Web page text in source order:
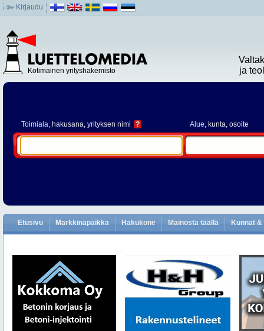
Kirjaudu
Kotimainen yrityshakemisto
ja
Toimiala, hakusana, yrityksen nimi ? Alue, kunta, osoite
Etusivu Markkinapaikka Hakukone Mainosta täällä Kunnat